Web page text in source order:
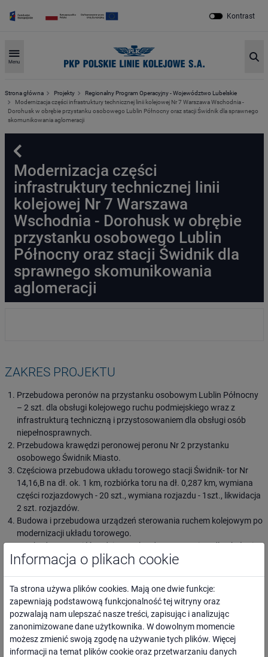
Kontrast
Menu
Strona główna Projekty
Regionalny Program Operacyjny - Województwo Lubelskie
Modernizacja części infrastruktury technicznej linii kolejowej Nr 7 Warszawa Wschodnia -
Dorohusk w obrębie przystanku osobowego Lublin Północny oraz stacji Świdnik dla sprawnego
skomunikowania aglomeracji
Powrót
Modernizacja części
infrastruktury technicznej linii
kolejowej Nr 7 Warszawa
Wschodnia - Dorohusk w obrębie
przystanku osobowego Lublin
Północny oraz stacji Świdnik dla
sprawnego skomunikowania
aglomeracji
ZAKRES PROJEKTU
Przebudowa peronów na przystanku osobowym Lublin Północny
– 2 szt. dla obsługi kolejowego ruchu podmiejskiego wraz z
infrastrukturą techniczną i przystosowaniem dla obsługi osób
niepełnosprawnych.
Przebudowa krawędzi peronowej peronu Nr 2 przystanku
osobowego Świdnik Miasto.
Częściowa przebudowa układu torowego stacji Świdnik- tor Nr
14,16,B na dł. ok. 1 km, rozbiórka toru na dł. 0,287 km, wymiana
części rozjazdowych - 20 szt., wymiana rozjazdu - 1szt., likwidacja
2 szt. rozjazdów.
Budowa i przebudowa urządzeń sterowania ruchem kolejowym po
modernizacji układu torowego.
Przebudowa przejść podziemnych z dostosowaniem dla obsługi
osób niepełnosprawnych – 2 szt. obiektu
posterunku odgałęźnego Lublin Północny polegającej na
dostosowaniu typu nawierzchni do obowiązujących standardów
technicznych - 1 kpl.
CELE PROJEKTU
Informacja o plikach cookie
Ta strona używa plików cookies. Mają one dwie funkcje:
zapewniają podstawową funkcjonalność tej witryny oraz
pozwalają nam ulepszać nasze treści, zapisując i analizując
zanonimizowane dane użytkownika. W dowolnym momencie
możesz zmienić swoją zgodę na używanie tych plików. Więcej
informacji na temat plików cookie oraz przetwarzaniu danych